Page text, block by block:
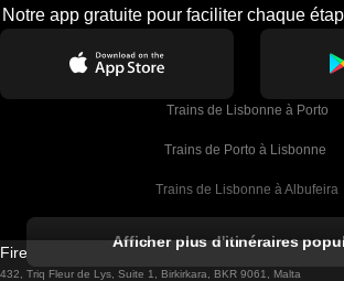
Notre app gratuite pour faciliter chaque
Trains de Lisbonne à Porto
Trains de Porto à Lisbonne
Trains de Lisbonne à Albufeira
Trains de Lisbonne à Lagos
Afficher plus d'itinéraires
Firebird GT Limited (OC 1451)
432, Triq Fleur de Lys, Suite 1, Birkirkara, BKR 9061, Malta